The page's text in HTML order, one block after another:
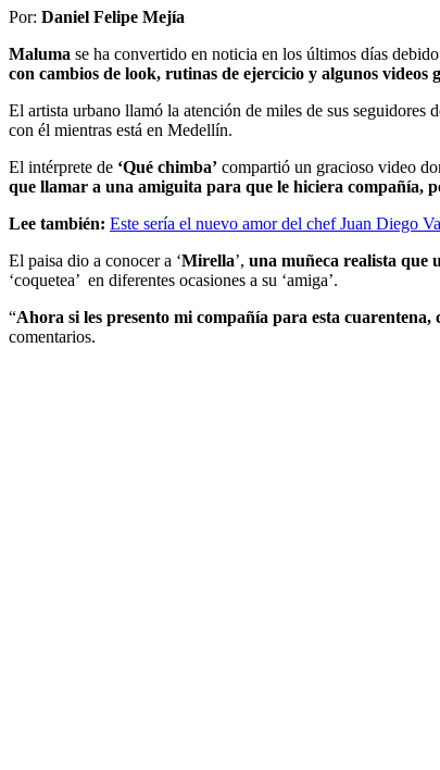
Por: Daniel Felipe Mejía
Maluma se ha convertido en noticia en los últimos días
con cambios de look, rutinas de ejercicio y algunos videos
El artista urbano llamó la atención de miles de sus seguidores
con él mientras está en Medellín.
El intérprete de ‘Qué chimba’ compartió un gracioso video
que llamar a una amiguita para que le hiciera compañía,
Lee también: Este sería el nuevo amor del chef Juan Diego
El paisa dio a conocer a ‘Mirella’, una muñeca realista que
‘coquetea’ en diferentes ocasiones a su ‘amiga’.
“Ahora si les presento mi compañía para esta cuarentena,
comentarios.